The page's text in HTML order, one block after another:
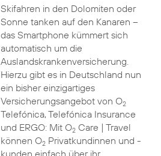
Skifahren in den Dolomiten oder
Sonne tanken auf den Kanaren –
das Smartphone kümmert sich
automatisch um die
Auslandskrankenversicherung.
Hierzu gibt es in Deutschland nun
ein bisher einzigartiges
Versicherungsangebot von O2
Telefónica, Telefónica Insurance
und ERGO: Mit O2Care | Travel
können O2Privatkundinnen und -
kunden einfach über ihr